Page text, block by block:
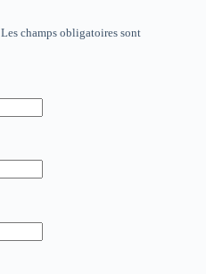
Les champs obligatoires sont